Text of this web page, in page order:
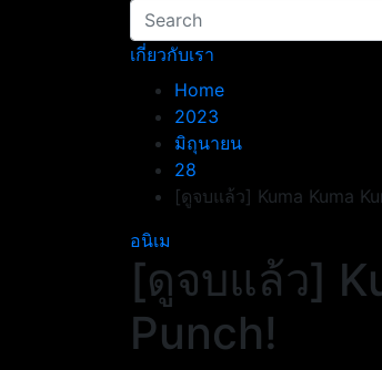
เกี่ยวกับเรา
Home
2023
มิถุนายน
28
[ดูจบแล้ว] Kuma Kuma
อนิเม
[ดูจบแล้ว]
Punch!